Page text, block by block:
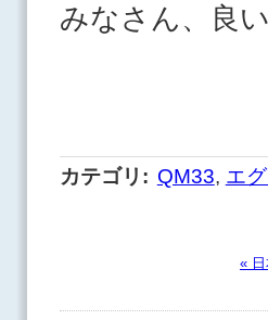
みなさん、良
カテゴリ : QM33, エ
« 日